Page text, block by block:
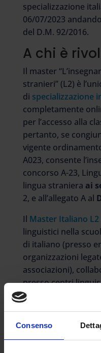
Consenso
specializzazione
06/07/2023
del D.M. 92/2016.
A chi è
Il master
stranieri” (L2) è
di specializzazione
completamente
per l’accesso alla
pertanto, se
vigente
A023, consente
concorso A-23,
lingua straniera ai
2, e all’allegato A al
Il Master Italiano L2
linguistici nella
di italiano (presso
organizzazioni
associazioni),
presso centri
Italiani e Università